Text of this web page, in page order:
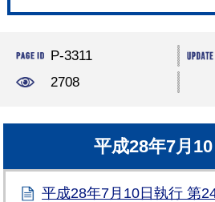
P-3311
2708
平成28年7月
平成28年7月10日執行 第